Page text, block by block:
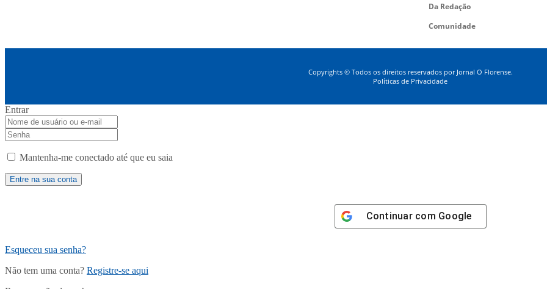
Da Redação
Comunidade
Copyrights © Todos os direitos reservados por Jornal O Florense.
Políticas de Privacidade
Entrar
Mantenha-me conectado até que eu saia
Continuar com Google
Esqueceu sua senha?
Não tem uma conta? Registre-se aqui